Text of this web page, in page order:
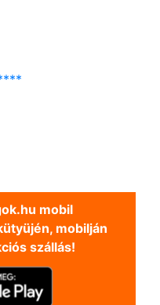
mobil
mobilján
szállás!